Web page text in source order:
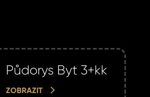
Půdorys Byt 3+kk
ZOBRAZIT